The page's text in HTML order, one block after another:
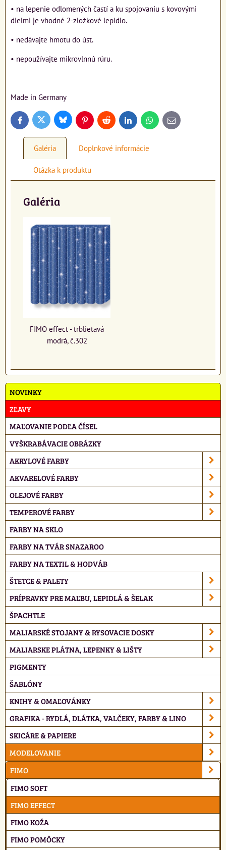
• na lepenie odlomených častí a ku spojovaniu s kovovými
dielmi je vhodné 2-zložkové lepidlo.
• nedávajte hmotu do úst.
• nepoužívajte mikrovlnnú rúru.
Made in Germany
FacebookTwitter BlueskyPinterestReddit LinkedInWhatsApp
E-
mail
Galéria Doplnkové informácie
Otázka k produktu
Galéria
FIMO effect - trblietavá
modrá, č.302
NOVINKY
ZĽAVY
MAĽOVANIE PODĽA ČÍSEL
VYŠKRABÁVACIE OBRÁZKY
AKRYLOVÉ FARBY
AKVARELOVÉ FARBY
OLEJOVÉ FARBY
TEMPEROVÉ FARBY
FARBY NA SKLO
FARBY NA TVÁR SNAZAROO
FARBY NA TEXTIL & HODVÁB
ŠTETCE & PALETY
PRÍPRAVKY PRE MAĽBU, LEPIDLÁ & ŠELAK
ŠPACHTLE
MALIARSKÉ STOJANY & RYSOVACIE DOSKY
MALIARSKE PLÁTNA, LEPENKY & LIŠTY
PIGMENTY
ŠABLÓNY
KNIHY & OMAĽOVÁNKY
GRAFIKA - RYDLÁ, DLÁTKA, VALČEKY, FARBY & LINO
SKICÁRE & PAPIERE
MODELOVANIE
FIMO
FIMO SOFT
FIMO EFFECT
FIMO KOŽA
FIMO POMÔCKY